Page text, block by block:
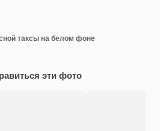
таксы на белом фоне
эти фото